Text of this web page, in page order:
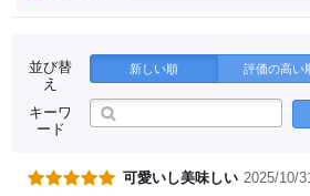
並び替
え
新しい順 評価の高い
キーワ
ード
可愛いし美味しい 2025/10/